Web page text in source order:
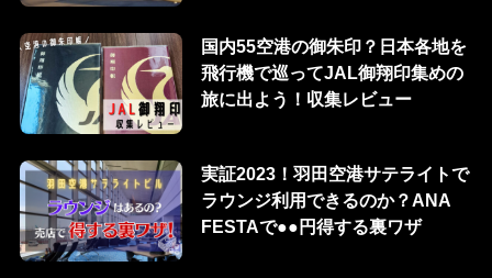
国内55空港の御朱印？日本各地を
飛行機で巡ってJAL御翔印集めの
旅に出よう！収集レビュー
実証2023！羽田空港サテライトで
ラウンジ利用できるのか？ANA
FESTAで●●円得する裏ワザ